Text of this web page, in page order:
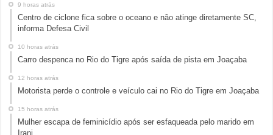
9 horas atrás
Centro de ciclone fica sobre o oceano e não atinge diretamente SC,
informa Defesa Civil
10 horas atrás
Carro despenca no Rio do Tigre após saída de pista em Joaçaba
12 horas atrás
Motorista perde o controle e veículo cai no Rio do Tigre em Joaçaba
15 horas atrás
Mulher escapa de feminicídio após ser esfaqueada pelo marido em
Irani